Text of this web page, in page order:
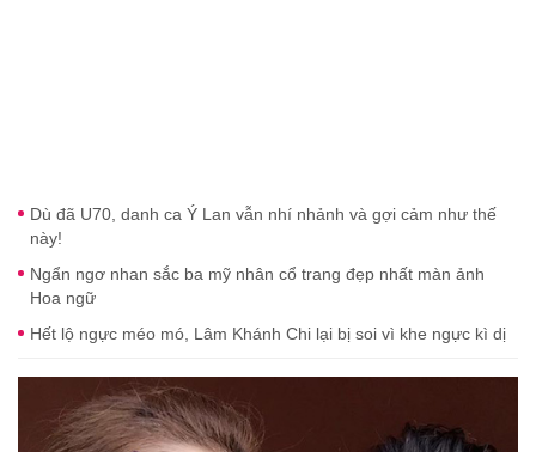
Dù đã U70, danh ca Ý Lan vẫn nhí nhảnh và gợi cảm như thế
này!
Ngẩn ngơ nhan sắc ba mỹ nhân cổ trang đẹp nhất màn ảnh
Hoa ngữ
Hết lộ ngực méo mó, Lâm Khánh Chi lại bị soi vì khe ngực kì dị